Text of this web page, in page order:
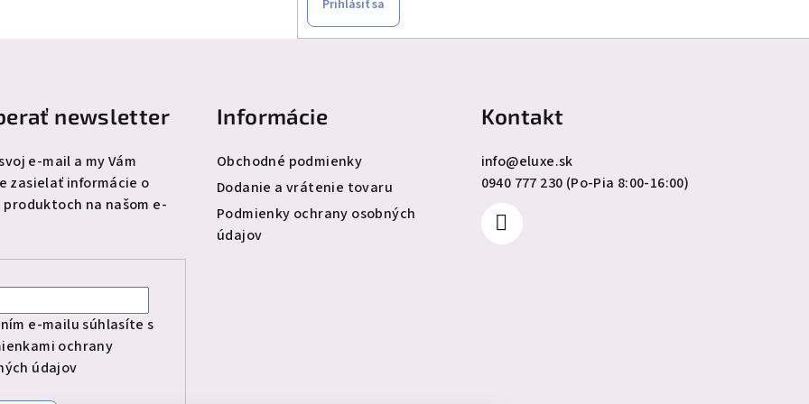
Prihlásiť sa
newsletter
e-mail a my Vám
zasielať informácie o
produktoch na našom e-
e-mailu súhlasíte s
ochrany
údajov
Informácie
Obchodné podmienky
Dodanie a vrátenie tovaru
Podmienky ochrany osobných
údajov
Kontakt
info@eluxe.sk
0940 777 230 (Po-Pia 8:00-16:00)